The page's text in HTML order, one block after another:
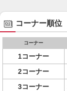
コーナー順位
コーナー
1コーナー
2コーナー
3コーナー